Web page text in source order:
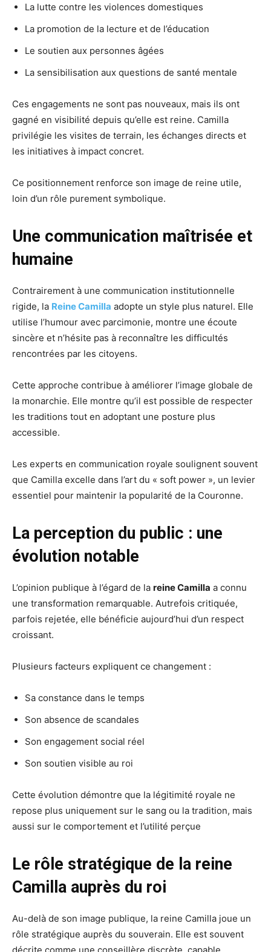
La lutte contre les violences domestiques
La promotion de la lecture et de l’éducation
Le soutien aux personnes âgées
La sensibilisation aux questions de santé mentale
Ces engagements ne sont pas nouveaux, mais ils ont
gagné en visibilité depuis qu’elle est reine. Camilla
privilégie les visites de terrain, les échanges directs et
les initiatives à impact concret.
Ce positionnement renforce son image de reine utile,
loin d’un rôle purement symbolique.
Une communication maîtrisée et
humaine
Contrairement à une communication institutionnelle
rigide, la Reine Camilla adopte un style plus naturel. Elle
utilise l’humour avec parcimonie, montre une écoute
sincère et n’hésite pas à reconnaître les difficultés
rencontrées par les citoyens.
Cette approche contribue à améliorer l’image globale de
la monarchie. Elle montre qu’il est possible de respecter
les traditions tout en adoptant une posture plus
accessible.
Les experts en communication royale soulignent souvent
que Camilla excelle dans l’art du « soft power », un levier
essentiel pour maintenir la popularité de la Couronne.
La perception du public : une
évolution notable
L’opinion publique à l’égard de la reine Camilla a connu
une transformation remarquable. Autrefois critiquée,
parfois rejetée, elle bénéficie aujourd’hui d’un respect
croissant.
Plusieurs facteurs expliquent ce changement :
Sa constance dans le temps
Son absence de scandales
Son engagement social réel
Son soutien visible au roi
Cette évolution démontre que la légitimité royale ne
repose plus uniquement sur le sang ou la tradition, mais
aussi sur le comportement et l’utilité perçue
Le rôle stratégique de la reine
Camilla auprès du roi
Au-delà de son image publique, la reine Camilla joue un
rôle stratégique auprès du souverain. Elle est souvent